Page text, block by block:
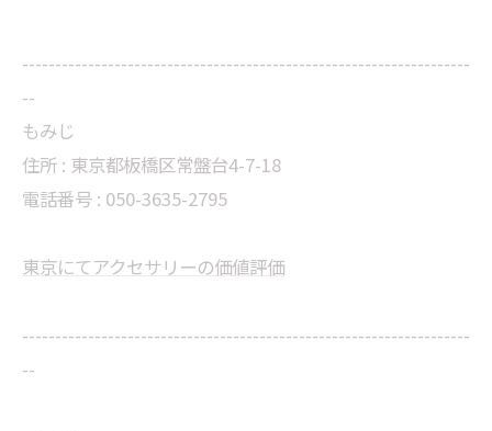
--------------------------------------------------------------------
--
もみじ
住所 : 東京都板橋区常盤台4-7-18
電話番号 : 050-3635-2795
東京にてアクセサリーの価値評価
--------------------------------------------------------------------
--